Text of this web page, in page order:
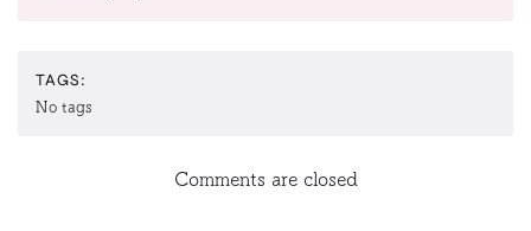
TAGS:
No tags
Comments are closed